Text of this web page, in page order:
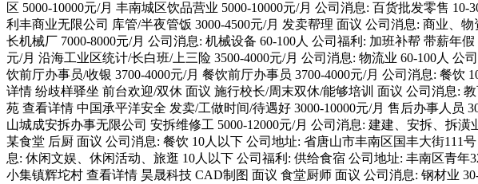
区 5000-10000元/月 丰南城区饮品营业 5000-10000元/月 公司消息: 百货批发零售
利丰商业无限公司 库管/半夜管饭 3000-4500元/月 发卖帮理 面议 公司消息: 商业、
长机械厂 7000-8000元/月 公司消息: 机械设备 60-100人 公司福利: 加班补帮 带薪
元/月 沿海工业区统计/长白班/上三险 3500-4000元/月 公司消息: 物流业 60-100人
饮前厅办事员/收银 3700-4000元/月 餐饮前厅办事员 3700-4000元/月 公司消息: 餐
详情 纷歧样驿坐 前台欢迎/双休 面议 施行校长/周末双休/能够培训 面议 公司消息:
苑 查看详情 中国承平洋安全 发卖/工做时间/待遇好 3000-10000元/月 售后办事人员
山城成安拆办事无限公司 安拆维修工 5000-12000元/月 公司消息: 建建、安拆、拆
某食堂 后厨 面议 公司消息: 餐饮 10人以下 公司地址: 省唐山市丰南区国丰大街111
息: 休闲文娱、休闲活动、旅逛 10人以下 公司福利: 供给食宿 公司地址: 丰南区青
小集镇辉坨村 查看详情 昊晟科技 CAD制图 面议 食堂厨师 面议 公司消息: 钢材业